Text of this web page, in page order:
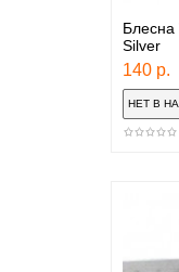
Блесна
Silver
140 р.